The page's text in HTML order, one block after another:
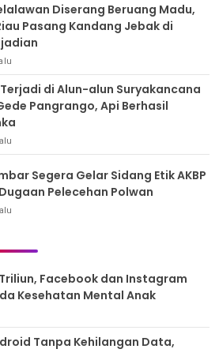
Diserang Beruang Madu,
Pasang Kandang Jebak di
di Alun-alun Suryakancana
Pangrango, Api Berhasil
Segera Gelar Sidang Etik AKBP
Pelecehan Polwan
Facebook dan Instagram
Kesehatan Mental Anak
Tanpa Kehilangan Data,